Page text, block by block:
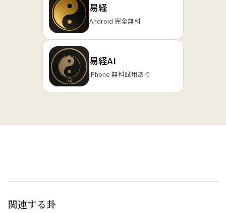
易経
Android 完全無料
易経AI
iPhone 無料試用あり
関連する卦